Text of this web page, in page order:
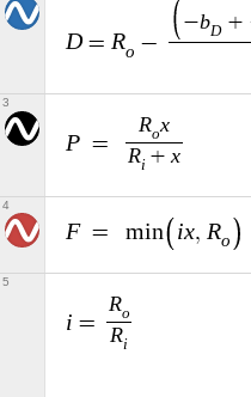
D = Ro −
−bD +
P =
Rox
Ri + x
3
F = min ix, Ro
4
i =
Ro
Ri
5